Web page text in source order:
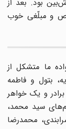
بود. بعد از
و مبلّغی خوب
ما متشکل از
بتول و فاطمه
و یک خواهر
سید محمد،
محمدرضا